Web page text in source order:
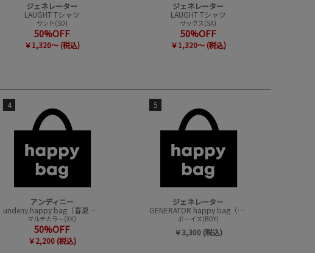
ジェネレーター
LAUGHT Tシャツ
サンド(SD)
50%OFF
￥1,320～ (税込)
ジェネレーター
LAUGHT Tシャツ
サックス(SA)
50%OFF
￥1,320～ (税込)
4
アンディニー
undeny.happy bag（春夏アイテムハッピーバック）
マルチカラー(XX)
50%OFF
￥2,200 (税込)
5
ジェネレーター
GENERATOR happy bag（ハッピーバック）
ボーイズ(BOY)
￥3,300 (税込)